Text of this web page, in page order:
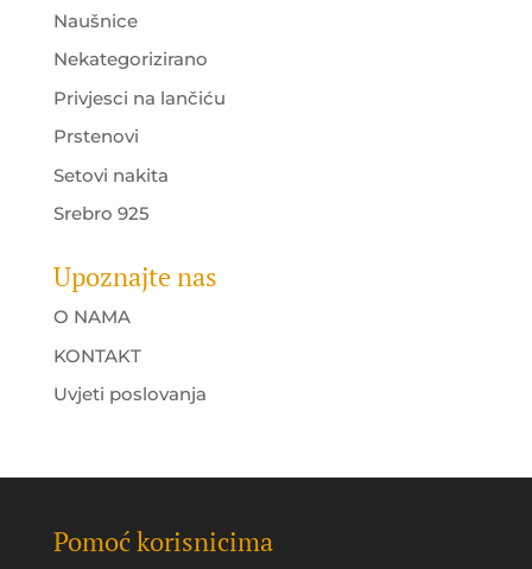
Naušnice
Nekategorizirano
Privjesci na lančiću
Prstenovi
Setovi nakita
Srebro 925
Upoznajte nas
O NAMA
KONTAKT
Uvjeti poslovanja
Pomoć korisnicima